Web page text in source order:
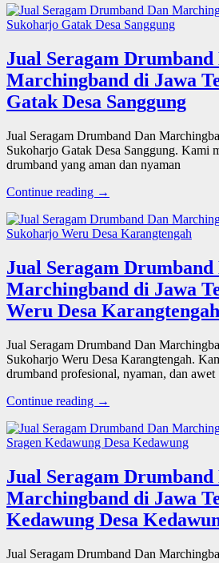
Jual Seragam Drumband
Marchingband di Jawa
Gatak Desa Sanggung
Jual Seragam Drumband Dan
Sukoharjo Gatak Desa Sanggung. Kami
drumband yang aman dan nyaman
Continue reading →
Jual Seragam Drumband
Marchingband di Jawa
Weru Desa Karangtengah
Jual Seragam Drumband Dan
Sukoharjo Weru Desa Karangtengah.
drumband profesional, nyaman, dan awet
Continue reading →
Jual Seragam Drumband
Marchingband di Jawa
Kedawung Desa
Jual Seragam Drumband Dan